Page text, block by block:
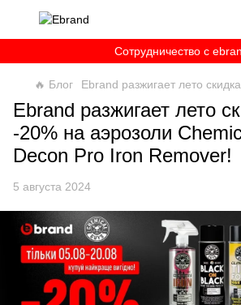
Сотрудничество c
🔥 Блог Ebrand разжигает лето
Ebrand разжигает лето
-20% на аэрозоли
Decon Pro Iron Remover!
5 августа 2024